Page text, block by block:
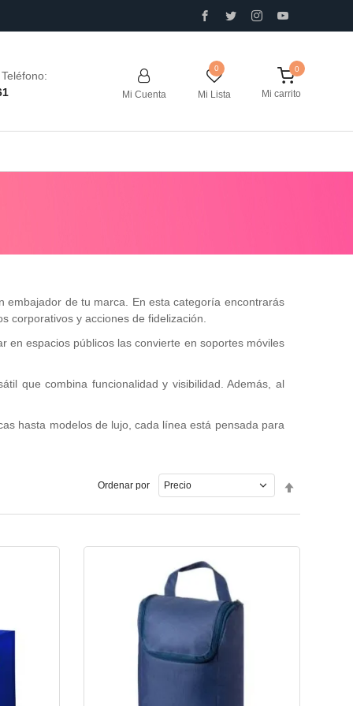
Mi Cuenta Mi Lista Mi carrito
0
de tu marca. En esta categoría encontrarás
corporativos y acciones de fidelización.
espacios públicos las convierte en soportes móviles
que combina funcionalidad y visibilidad. Además, al
hasta modelos de lujo, cada línea está pensada para
Ordenar por